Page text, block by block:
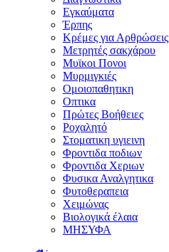
Εγκαύματα
Έρπης
Κρέμες για Αρθρώσεις
Μετρητές σακχάρου
Μυϊκοι Πονοι
Μυρμιγκιές
Ομοιοπαθητικη
Οπτικα
Πρώτες Βοήθειες
Ροχαλητό
Στοματικη υγιεινη
Φροντιδα ποδιων
Φροντιδα Χεριων
Φυσικα Αναλγητικα
Φυτοθεραπεια
Χειμώνας
Βιολογικά έλαια
ΜΗΣΥΦΑ